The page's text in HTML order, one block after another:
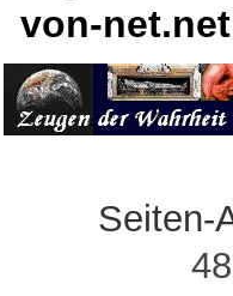
von-net.net
Seiten-